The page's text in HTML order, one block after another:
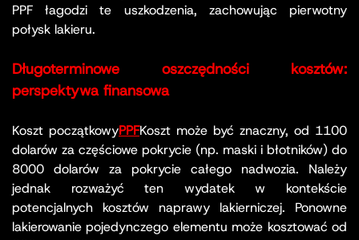
PPF łagodzi te uszkodzenia, zachowując pierwotny
połysk lakieru.
Długoterminowe oszczędności kosztów:
perspektywa finansowa
Koszt początkowyPPFKoszt może być znaczny, od 1100
dolarów za częściowe pokrycie (np. maski i błotników) do
8000 dolarów za pokrycie całego nadwozia. Należy
jednak rozważyć ten wydatek w kontekście
potencjalnych kosztów naprawy lakierniczej. Ponowne
lakierowanie pojedynczego elementu może kosztować od